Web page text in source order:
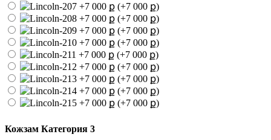
(+7 000 ք)
(+7 000 ք)
(+7 000 ք)
(+7 000 ք)
(+7 000 ք)
(+7 000 ք)
(+7 000 ք)
(+7 000 ք)
(+7 000 ք)
Кожзам Категория 3